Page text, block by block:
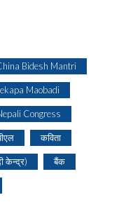
Bidesh Mantri
Maobadi
Congress
कविता
केन्द्र) बैंक